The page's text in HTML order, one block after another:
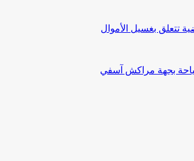
بجهة مراكش آسفي